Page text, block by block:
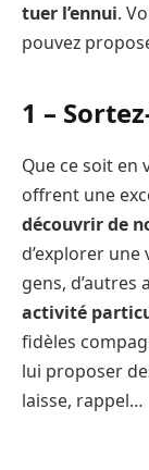
tuer l’ennui.
pouvez
1 –
Que ce soit en
offrent une
découvrir de
d’explorer une
gens, d’autres
activité
fidèles
lui proposer
laisse, rappel…